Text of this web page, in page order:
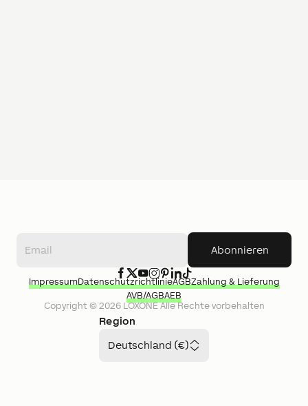
Abonnieren
Region
Deutschland (€)
Copyright © 2026LOXONEAlle Rechte vorbehalten
ImpressumDatenschutzrichtlinieAGBZahlung & Lieferung
AVB/AGBAEB